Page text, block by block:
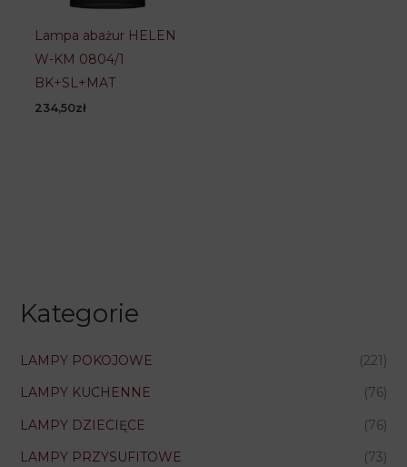
Kategorie
LAMPY POKOJOWE
(221)
LAMPY KUCHENNE
(76)
LAMPY DZIECIĘCE
(76)
LAMPY PRZYSUFITOWE
(73)
Lampa abażur HELEN
W-KM 0804/1
BK+SL+MAT
234,50zł